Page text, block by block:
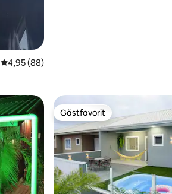
4,95 av 5 i genomsnittligt betyg, 88
4,95 (88)
Gästfavorit
Gästfavorit